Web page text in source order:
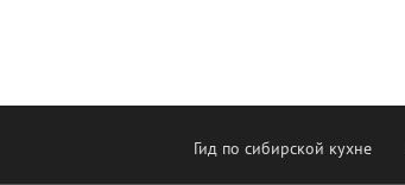
Гид по сибирской кухне